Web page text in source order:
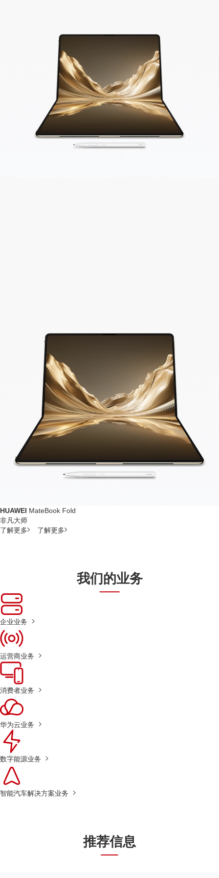
HUAWEI MateBook Fold
非凡大师
了解更多
了解更多
我们的业务
企业业务
运营商业务
消费者业务
华为云业务
数字能源业务
智能汽车解决方案业务
推荐信息